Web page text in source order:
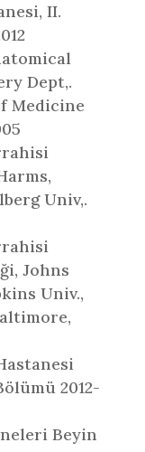
II.
Dept,.
Medicine
Univ,.
Johns
Univ.,
2012-
Beyin